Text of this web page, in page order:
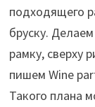
подходящего
бруску.
рамку, сверху
пишем Wine
Такого плана